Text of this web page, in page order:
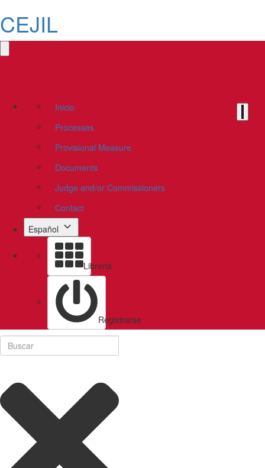
CEJIL
Inicio
Processes
Provisional Measure
Documents
Judge and/or Commissioners
Contact
Español
Libreria
Registrarse